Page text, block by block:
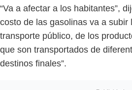
“Va a afectar a los habitantes”,
costo de las gasolinas va a subir
transporte público, de los
que son transportados de
destinos finales”.